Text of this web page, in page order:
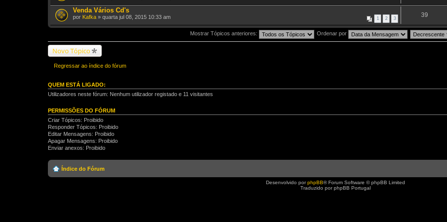
Venda Vários Cd's
1 2 3
por Kafka » quarta jul 08, 2015 10:33 am 39
Mostrar Tópicos anteriores: Ordenar por
Novo Tópico
Regressar ao índice do fórum
QUEM ESTÁ LIGADO:
Utilizadores neste fórum: Nenhum utilizador registado e 11 visitantes
PERMISSÕES DO FÓRUM
Criar Tópicos: Proibido
Responder Tópicos: Proibido
Editar Mensagens: Proibido
Apagar Mensagens: Proibido
Enviar anexos: Proibido
Índice do Fórum
Desenvolvido porphpBB® Forum Software © phpBB Limited
Traduzido por phpBB Portugal